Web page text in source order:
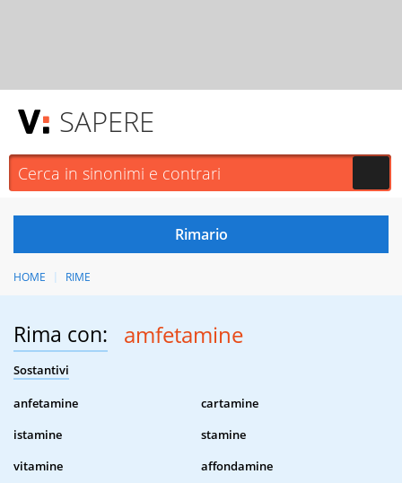
SAPERE
HOME RIME
Rima con: amfetamine
Sostantivi
anfetamine
cartamine
istamine
stamine
vitamine
affondamine